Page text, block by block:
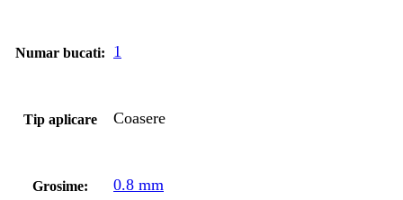
Numar bucati: 1
Tip aplicare Coasere
Grosime: 0.8 mm